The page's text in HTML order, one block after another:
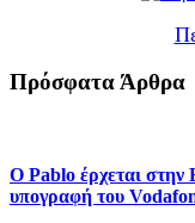
Πρόσφατα Άρθρα
Ο Pablo έρχεται
υπογραφή του